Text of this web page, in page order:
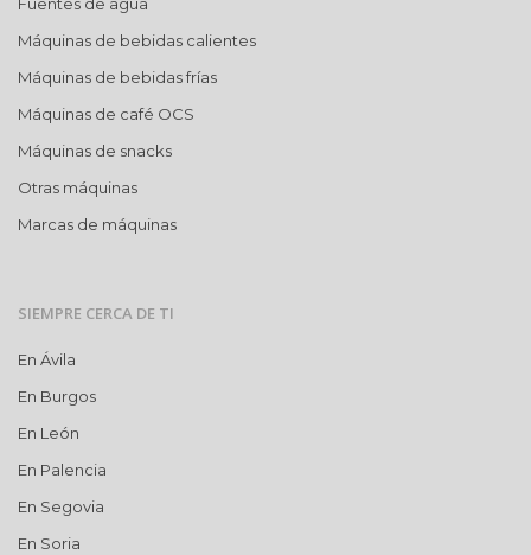
Máquinas de bebidas calientes
Máquinas de bebidas frías
Máquinas de café OCS
Máquinas de snacks
Otras máquinas
Marcas de máquinas
SIEMPRE CERCA DE TI
En Ávila
En Burgos
En León
En Palencia
En Segovia
En Soria